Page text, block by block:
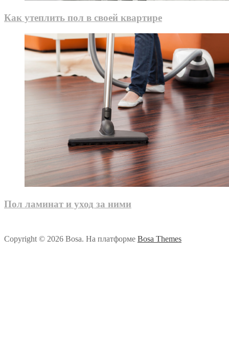
Как утеплить пол в своей квартире
Пол ламинат и уход за ними
Copyright © 2026 Bosa. На платформе Bosa Themes